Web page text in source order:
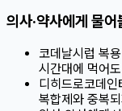
의사·약사에게 물어
코데날시럽 복
시간대에 먹어
디히드로코데인
복합제와 중복